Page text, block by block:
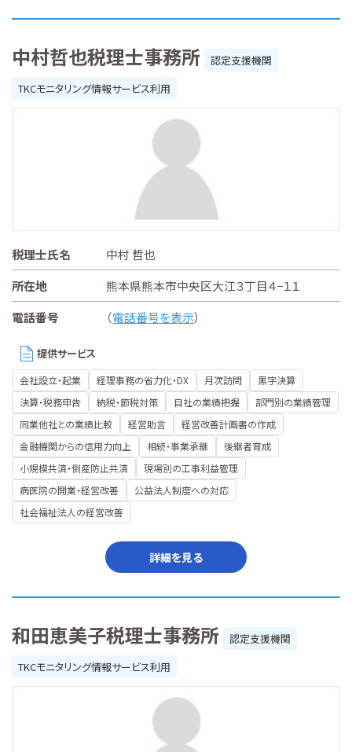
中村哲也税理士事務所
認定支援機関
TKCモニタリング情報サービス利用
税理士氏名
中村 哲也
所在地
熊本県熊本市中央区大江３丁目４−１１
電話番号
（電話番号を表示）
提供サービス
会社設立・起業 経理事務の省力化・DX 月次訪問
黒字決算
決算・税務申告
納税・節税対策 自社の業績把握
部門別の業績管理
同業他社との業績比較
経営助言
経営改善計画書の作成
金融機関からの信用力向上
相続・事業承継
後継者育成
小規模共済・倒産防止共済
現場別の工事利益管理
病医院の開業・経営改善
公益法人制度への対応
社会福祉法人の経営改善
詳細を見る
和田恵美子税理士事務所
認定支援機関
TKCモニタリング情報サービス利用